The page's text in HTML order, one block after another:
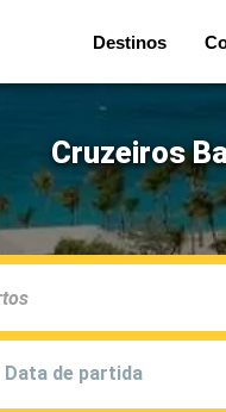
Destinos
Cruzeiros
Data de partida